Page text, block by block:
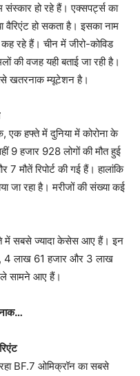
हो रहे हैं। एक्सपर्ट्स का
हो सकता है। इसका नाम
रहे हैं। चीन में जीरो-कोविड
की वजह यही बताई जा रही है।
खतरनाक म्यूटेशन है।
हफ्ते में दुनिया में कोरोना के
9 हजार 928 लोगों की मौत हुई
रिपोर्ट की गई हैं। हालांकि
जा रहा है। मरीजों की संख्या कई
में सबसे ज्यादा केसेस आए हैं। इन
4 लाख 61 हजार और 3 लाख
सामने आए हैं।
BF.7 ओमिक्रॉन का सबसे